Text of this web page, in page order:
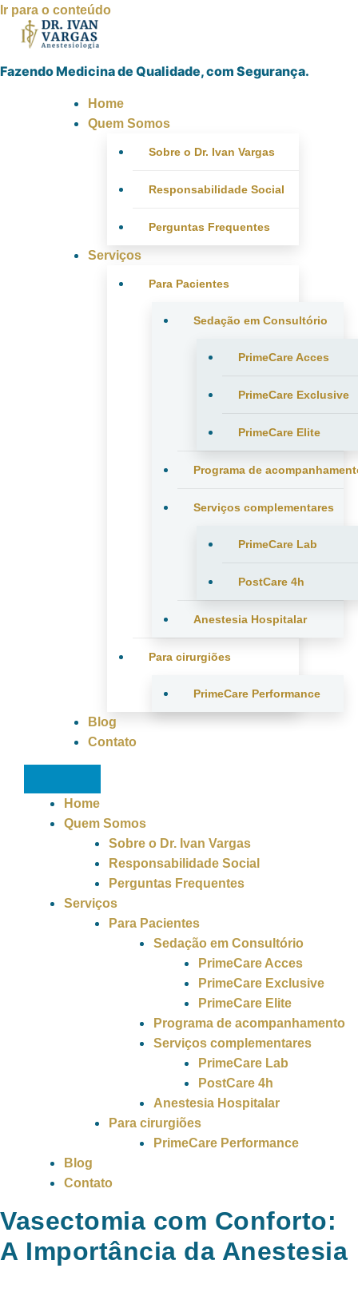
Ir para o conteúdo
Fazendo Medicina de Qualidade, com Segurança.
Home
Quem Somos
Sobre o Dr. Ivan Vargas
Responsabilidade Social
Perguntas Frequentes
Serviços
Para Pacientes
Sedação em Consultório
PrimeCare Acces
PrimeCare Exclusive
PrimeCare Elite
Programa de
Serviços complementares
PrimeCare Lab
PostCare 4h
Anestesia Hospitalar
Para cirurgiões
PrimeCare Performance
Blog
Contato
Home
Quem Somos
Sobre o Dr. Ivan Vargas
Responsabilidade Social
Perguntas Frequentes
Serviços
Para Pacientes
Sedação em Consultório
PrimeCare Acces
PrimeCare Exclusive
PrimeCare Elite
Programa de acompanhamento
Serviços complementares
PrimeCare Lab
PostCare 4h
Anestesia Hospitalar
Para cirurgiões
PrimeCare Performance
Blog
Contato
Vasectomia com Conforto:
A Importância da Anestesia